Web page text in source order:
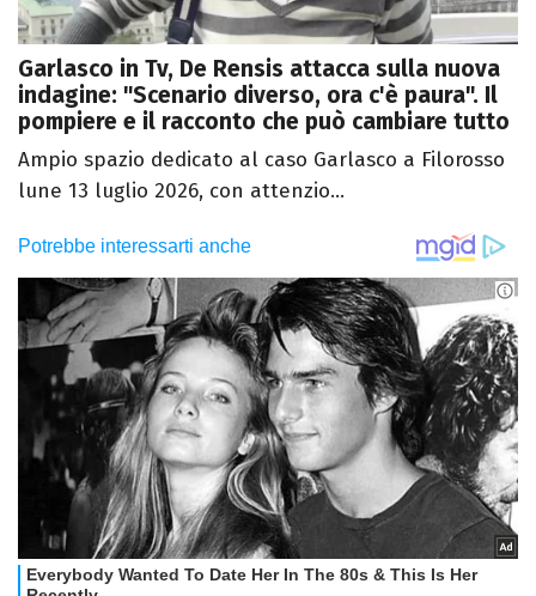
Garlasco in Tv, De Rensis attacca sulla nuova
indagine: "Scenario diverso, ora c'è paura". Il
pompiere e il racconto che può cambiare tutto
Ampio spazio dedicato al caso Garlasco a Filorosso
lune 13 luglio 2026, con attenzio...